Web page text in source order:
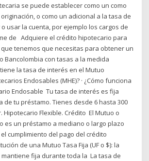
se puede establecer como un como
o como un adicional a la tasa de
usar la cuenta, por ejemplo los cargos de
de Adquiere el crédito hipotecario para
tenemos que necesitas para obtener un
Bancolombia con tasas a la medida
la tasa de interés en el Mutuo
Endosables (MHE)? · ¿Cómo funciona
Endosable Tu tasa de interés es fija
de tu préstamo. Tienes desde 6 hasta 300
Hipotecario Flexible. Crédito El Mutuo o
es un préstamo a mediano o largo plazo
cumplimiento del pago del crédito
de una Mutuo Tasa Fija (UF o $): la
fija durante toda la La tasa de